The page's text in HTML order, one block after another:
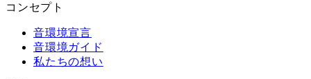
コンセプト
音環境宣言
音環境ガイド
私たちの想い